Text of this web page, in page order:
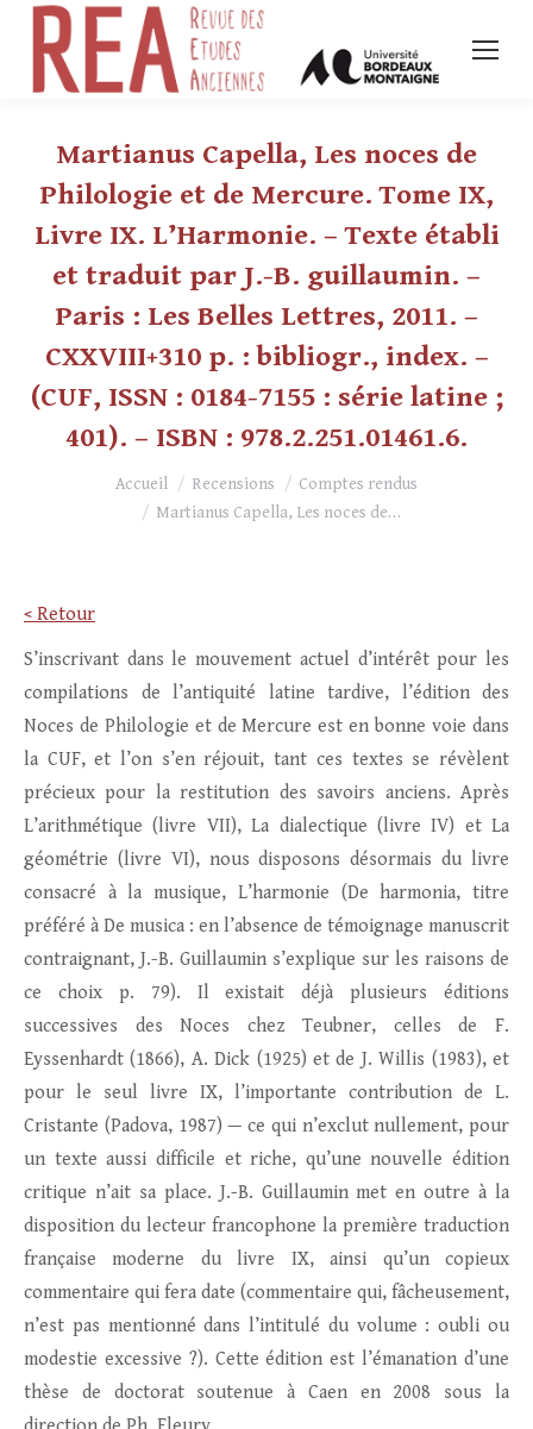
Martianus Capella, Les noces de
Philologie et de Mercure. Tome IX,
Livre IX. L’Harmonie. – Texte établi
et traduit par J.-B. guillaumin. –
Paris : Les Belles Lettres, 2011. –
CXXVIII+310 p. : bibliogr., index. –
(CUF, ISSN : 0184-7155 : série latine ;
401). – ISBN : 978.2.251.01461.6.
Vous êtes ici :Accueil Recensions
Comptes rendus
Martianus Capella, Les noces de…
< Retour
S’inscrivant dans le mouvement actuel d’intérêt pour les
compilations de l’antiquité latine tardive, l’édition des
Noces de Philologie et de Mercure est en bonne voie dans
la CUF, et l’on s’en réjouit, tant ces textes se révèlent
précieux pour la restitution des savoirs anciens. Après
L’arithmétique (livre VII), La dialectique (livre IV) et La
géométrie (livre VI), nous disposons désormais du livre
consacré à la musique, L’harmonie (De harmonia, titre
préféré à De musica : en l’absence de témoignage manuscrit
contraignant, J.-B. Guillaumin s’explique sur les raisons de
ce choix p. 79). Il existait déjà plusieurs éditions
successives des Noces chez Teubner, celles de F.
Eyssenhardt (1866), A. Dick (1925) et de J. Willis (1983), et
pour le seul livre IX, l’importante contribution de L.
Cristante (Padova, 1987) — ce qui n’exclut nullement, pour
un texte aussi difficile et riche, qu’une nouvelle édition
critique n’ait sa place. J.-B. Guillaumin met en outre à la
disposition du lecteur francophone la première traduction
française moderne du livre IX, ainsi qu’un copieux
commentaire qui fera date (commentaire qui, fâcheusement,
n’est pas mentionné dans l’intitulé du volume : oubli ou
modestie excessive ?). Cette édition est l’émanation d’une
thèse de doctorat soutenue à Caen en 2008 sous la